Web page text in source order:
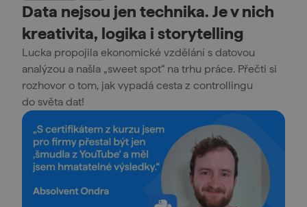
Data nejsou jen technika. Je v nich
kreativita, logika i storytelling
Lucka propojila ekonomické vzdělání s datovou
analýzou a našla „sweet spot“ na trhu práce. Přečti si
rozhovor o tom, jak vypadá cesta z controllingu
do světa dat!